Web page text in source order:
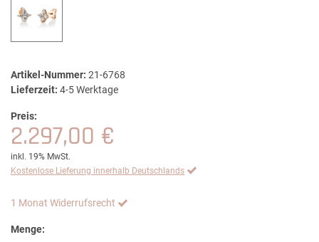
Artikel-Nummer: 21-6768
Lieferzeit: 4-5 Werktage
Preis:
2.297,00 €
inkl. 19% MwSt.
Kostenlose Lieferung innerhalb Deutschlands
1 Monat Widerrufsrecht
Menge: